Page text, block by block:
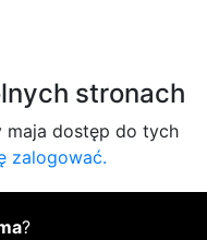
stronach
maja dostęp do tych
zalogować.
?